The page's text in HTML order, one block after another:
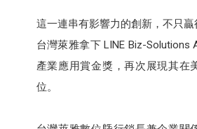
這一連串有影響力的創新，不只
台灣萊雅拿下 LINE Biz-Solutions
產業應用賞金獎，再次展現其在
位。